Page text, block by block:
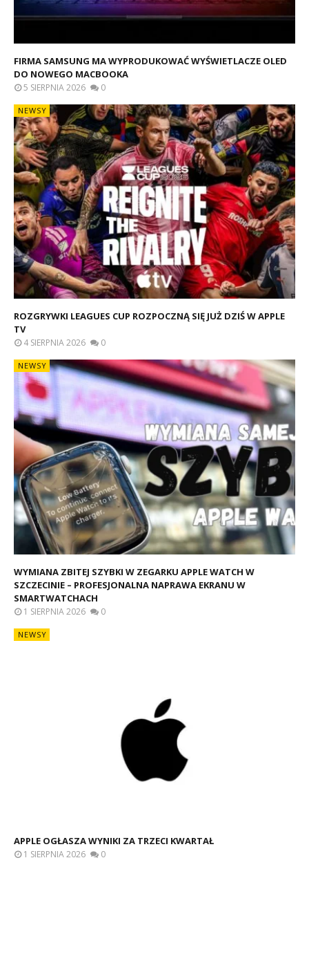
FIRMA SAMSUNG MA WYPRODUKOWAĆ WYŚWIETLACZE OLED
DO NOWEGO MACBOOKA
5 SIERPNIA 2026 0
NEWSY
ROZGRYWKI LEAGUES CUP ROZPOCZNĄ SIĘ JUŻ DZIŚ W APPLE
TV
4 SIERPNIA 2026 0
NEWSY
WYMIANA ZBITEJ SZYBKI W ZEGARKU APPLE WATCH W
SZCZECINIE – PROFESJONALNA NAPRAWA EKRANU W
SMARTWATCHACH
1 SIERPNIA 2026 0
NEWSY
APPLE OGŁASZA WYNIKI ZA TRZECI KWARTAŁ
1 SIERPNIA 2026 0